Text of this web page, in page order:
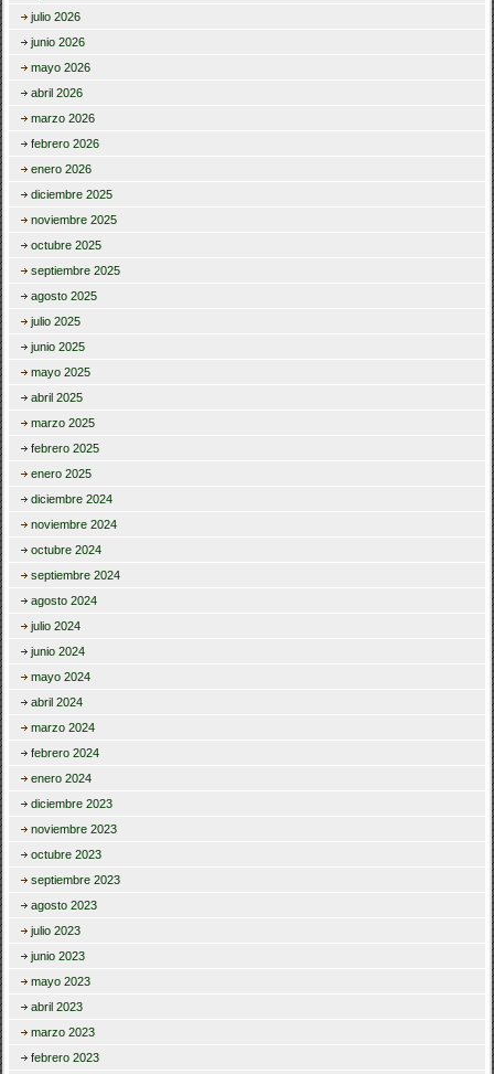
julio 2026
junio 2026
mayo 2026
abril 2026
marzo 2026
febrero 2026
enero 2026
diciembre 2025
noviembre 2025
octubre 2025
septiembre 2025
agosto 2025
julio 2025
junio 2025
mayo 2025
abril 2025
marzo 2025
febrero 2025
enero 2025
diciembre 2024
noviembre 2024
octubre 2024
septiembre 2024
agosto 2024
julio 2024
junio 2024
mayo 2024
abril 2024
marzo 2024
febrero 2024
enero 2024
diciembre 2023
noviembre 2023
octubre 2023
septiembre 2023
agosto 2023
julio 2023
junio 2023
mayo 2023
abril 2023
marzo 2023
febrero 2023